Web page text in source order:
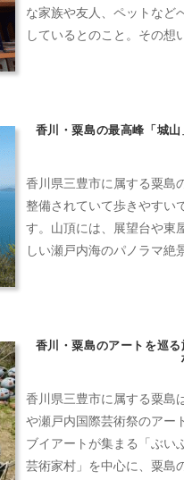
な家族や友人、ペットなど
しているとのこと。その想
香川・粟島の最高峰「城
香川県三豊市に属する粟島
整備されていて歩きやすい
す。山頂には、展望台や東
しい瀬戸内海のパノラマ絶
香川・粟島のアートを巡
香川県三豊市に属する粟島
や瀬戸内国際芸術祭のアー
ブイアートが集まる「ぶい
芸術家村」を中心に、粟島